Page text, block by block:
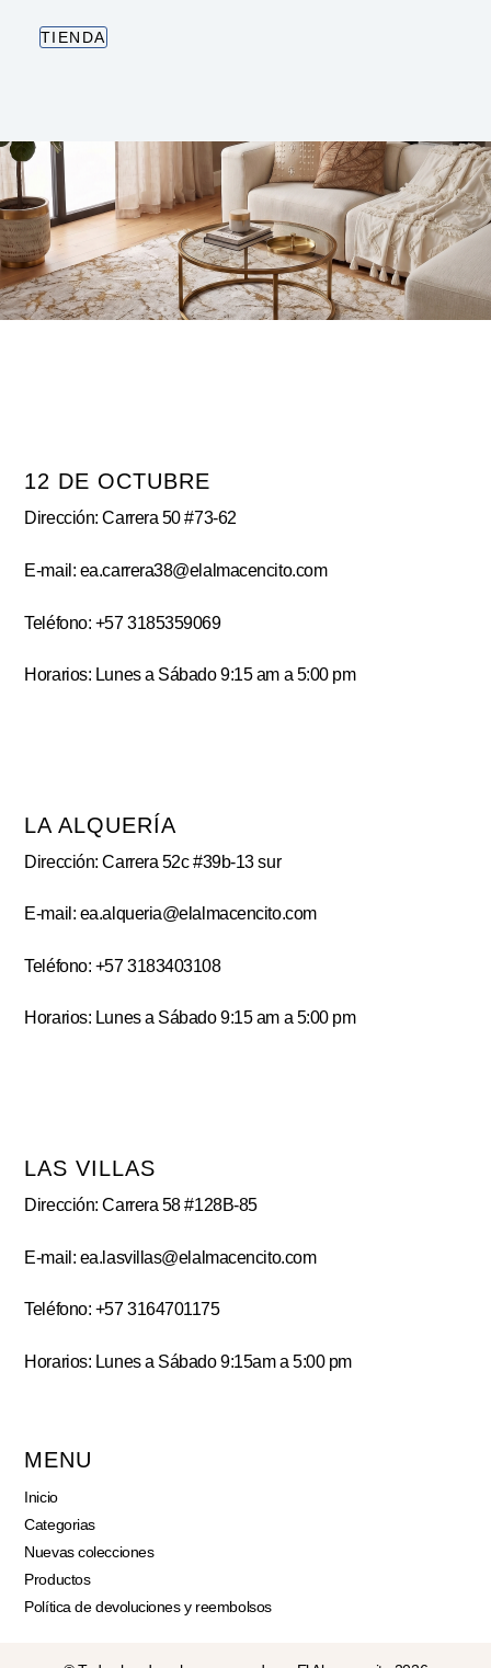
TIENDA
12 DE OCTUBRE
Dirección: Carrera 50 #73-62
E-mail: ea.carrera38@elalmacencito.com
Teléfono: +57 3185359069
Horarios: Lunes a Sábado 9:15 am a 5:00 pm
LA ALQUERÍA
Dirección: Carrera 52c #39b-13 sur
E-mail: ea.alqueria@elalmacencito.com
Teléfono: +57 3183403108
Horarios: Lunes a Sábado 9:15 am a 5:00 pm
LAS VILLAS
Dirección: Carrera 58 #128B-85
E-mail: ea.lasvillas@elalmacencito.com
Teléfono: +57 3164701175
Horarios: Lunes a Sábado 9:15am a 5:00 pm
MENU
Inicio
Categorias
Nuevas colecciones
Productos
Política de devoluciones y reembolsos